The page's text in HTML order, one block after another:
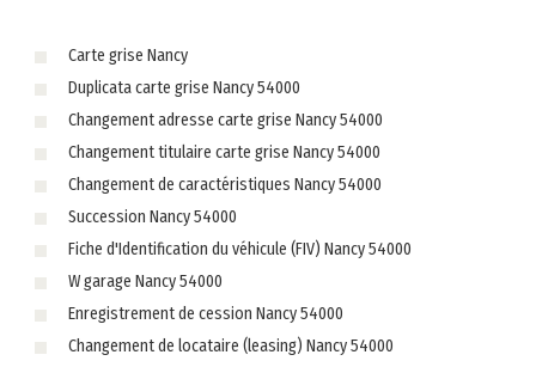
Carte grise Nancy
Duplicata carte grise Nancy 54000
Changement adresse carte grise Nancy 54000
Changement titulaire carte grise Nancy 54000
Changement de caractéristiques Nancy 54000
Succession Nancy 54000
Fiche d'Identification du véhicule (FIV) Nancy 54000
W garage Nancy 54000
Enregistrement de cession Nancy 54000
Changement de locataire (leasing) Nancy 54000